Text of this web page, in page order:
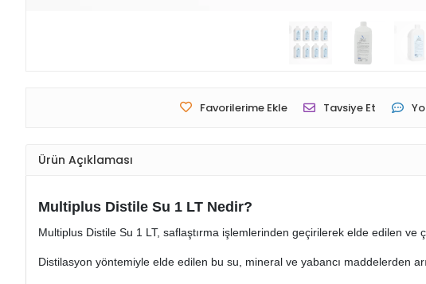
Favorilerime Ekle Tavsiye Et
Ürün Açıklaması
Multiplus Distile Su 1 LT Nedir?
Multiplus Distile Su 1 LT, saflaştırma işlemlerinden geçirilerek elde edilen ve
Distilasyon yöntemiyle elde edilen bu su, mineral ve yabancı maddelerden